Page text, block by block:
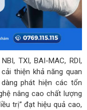
TXI, BAI-MAC, RDI,
thiện khả năng quan
phát hiện các tổn
nâng cao chất lượng
trị” đạt hiệu quả cao,